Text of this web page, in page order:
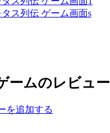
ームのレビュー
を追加する